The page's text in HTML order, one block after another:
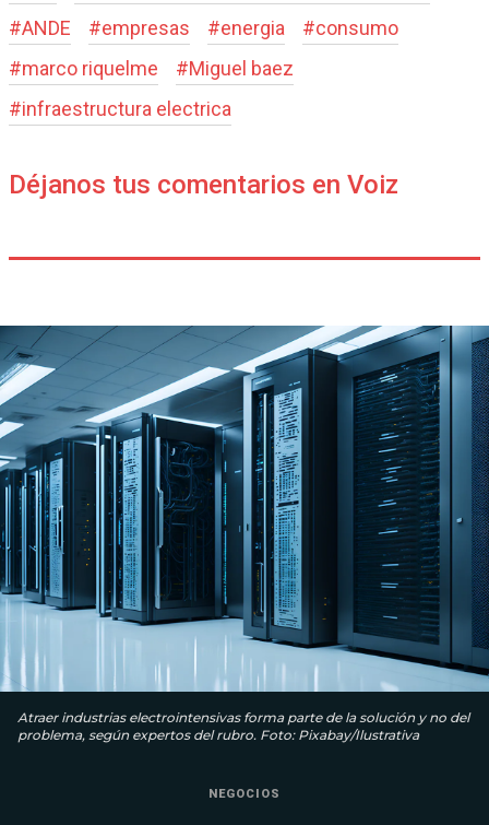
#ANDE #empresas #energia #consumo
#marco riquelme #Miguel baez
#infraestructura electrica
Déjanos tus comentarios en Voiz
Atraer industrias electrointensivas forma parte de la solución y no del
problema, según expertos del rubro. Foto: Pixabay/Ilustrativa
NEGOCIOS